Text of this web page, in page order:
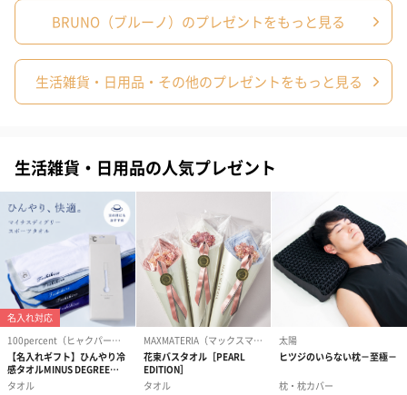
たとえば、ビーチサイドを仕事場に、いつもの食卓をパーティ
に、インテリアをファッションの一部に変えてしまう、“変幻自
在”で“愉しさ重視”のライフスタイルがBRUNO流。
人生を贅沢に愉しむための、遊び心に満ちたライフスタイルをお
商品詳細情報
【テディウォーマー】
幅26cm×縦26cm×高さ7cm
【ステンレスマグ】
本体：幅130mm×高さ103mm×奥行90mm
パッケージ：幅122mm×高さ113mm×奥行101mm
容量：約0.32L
素材／繊維
【テディウォーマー】
ポリエステル
BRUNO（ブルーノ）のプレゼントをもっと見る
生活雑貨・日用品・その他のプレゼントをもっと見る
生活雑貨・日用品の人気プレゼント